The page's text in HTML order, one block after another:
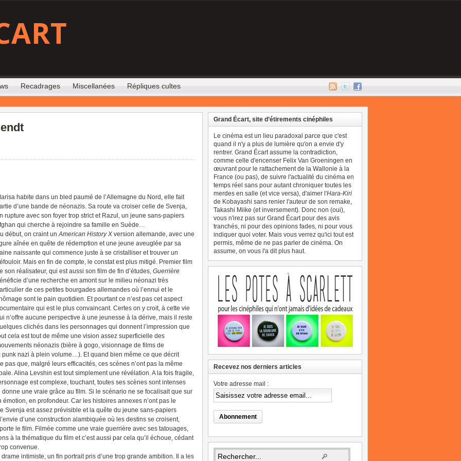
Recadrages Miscellanées Répliques cultes
habite dans un bled paumé de l’Allemagne du Nord, elle fait
d’une bande de néonazis. Sa route va croiser celle de Svenja,
rupture avec son foyer trop strict et Razul, un jeune sans-papiers
qui cherche à rejoindre sa famille en Suède…
début, on craint unAmerican History X version allemande, avec une
aînée en quête de rédemption et une jeune aveuglée par sa
naissante qui commence juste à se cristalliser et trouver un
Mais en fin de compte, le constat est plus mitigé. Premier film
son réalisateur, qui est aussi son film de fin d’études, Guerrière
d’une recherche en amont sur le milieu néonazi très
de ces petites bourgades allemandes où l’ennui et le
sont le pain quotidien. Et pourtant ce n’est pas cet aspect
qui est le plus convaincant. Certes on y croit, à cette vie
n’offre aucune perspective à une jeunesse à la dérive, mais il reste
clichés dans les personnages qui donnent l’impression que
cela est tout de même une vision assez superficielle des
néonazis (bière à gogo, visionnage de films de
punk nazi à plein volume…). Et quand bien même ce que décrit
pas que, malgré leurs efficacités, ces scènes n’ont pas la même
Alina Levshin est tout simplement une révélation. A la fois fragile,
est complexe, touchant, toutes ses scènes sont intenses
une vraie grâce au film. Si le scénario ne se focalisait que sur
en profondeur. Car les histoires annexes n’ont pas le
Svenja est assez prévisible et la quête du jeune sans-papiers
d’une construction alambiquée où les destins se croisent,
le film. Filmée comme une vraie guerrière avec ses tatouages,
à la thématique du film et c’est aussi par cela qu’il échoue, cédant
convenue.
intimiste, un fin portrait pris d’une trop grande ambition. Il a les
Grand Écart, site d’étirements cinéphiles
Le cinéma est un lieu paradoxal parce que c'est
quand il n'y a plus de lumière qu'on a envie d'y
rentrer. Grand Écart assume la contradiction,
comme celle d'encenser Felix Van Groeningen en
œuvrant pour le rattachement de la Wallonie à la
France (ou pas), de suivre l'actualité du cinéma en
temps réel sans pour autant chroniquer toutes les
merdes en salle (et vice versa), d'aimer l'Hara-Kiri
de Kobayashi sans renier l'auteur de son remake,
Takashi Miike (et inversement). Donc non (oui),
vous n'irez pas sur Grand Écart pour des avis
tranchés, ni pour des opinions fades, ni pour vous
indiquer quoi voter. Mais vous verrez qu'ici tout est
permis, même de ne pas parler de cinéma. On
assume, on vous l'a dit plus haut.
Recevez nos derniers articles
Votre adresse mail :